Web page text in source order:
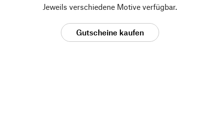
Jeweils verschiedene Motive verfügbar.
Gutscheine kaufen